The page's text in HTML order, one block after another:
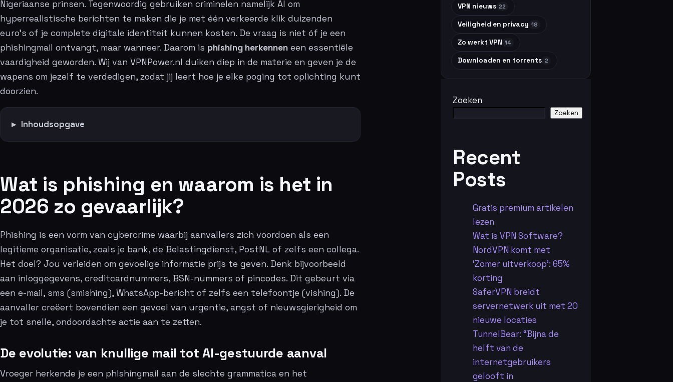
Nigeriaanse prinsen. Tegenwoordig gebruiken criminelen namelijk AI om
hyperrealistische berichten te maken die je met één verkeerde klik duizenden
euro’s of je complete digitale identiteit kunnen kosten. De vraag is niet óf je een
phishingmail ontvangt, maar wanneer. Daarom is phishing herkennen een essentiële
vaardigheid geworden. Wij van VPNPower.nl duiken diep in de materie en geven je de
wapens om jezelf te verdedigen, zodat jij leert hoe je elke poging tot oplichting kunt
doorzien.
Inhoudsopgave
Wat is phishing en waarom is het in
2026 zo gevaarlijk?
Phishing is een vorm van cybercrime waarbij aanvallers zich voordoen als een
legitieme organisatie, zoals je bank, de Belastingdienst, PostNL of zelfs een collega.
Het doel? Jou verleiden om gevoelige informatie prijs te geven. Denk bijvoorbeeld
aan inloggegevens, creditcardnummers, BSN-nummers of pincodes. Dit gebeurt via
een e-mail, sms (smishing), WhatsApp-bericht of zelfs een telefoontje (vishing). De
aanvaller creëert bovendien een gevoel van urgentie, angst of nieuwsgierigheid om
je tot snelle, ondoordachte actie aan te zetten.
De evolutie: van knullige mail tot AI-gestuurde aanval
Vroeger herkende je een phishingmail aan de slechte grammatica en het
VPN nieuws 22
Veiligheid en privacy 18
Zo werkt VPN 14
Downloaden en torrents 2
Zoeken
Zoeken
Recent
Posts
Gratis premium artikelen
lezen
Wat is VPN Software?
NordVPN komt met
‘Zomer uitverkoop’: 65%
korting
SaferVPN breidt
servernetwerk uit met 20
nieuwe locaties
TunnelBear: “Bijna de
helft van de
internetgebruikers
gelooft in